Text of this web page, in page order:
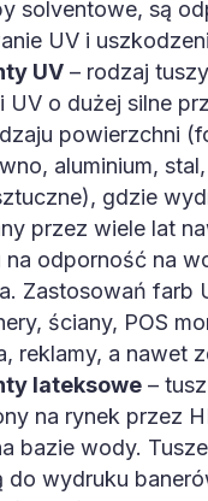
solventowe, są
UV i
UV – rodzaj
UV o dużej silne
powierzchni
aluminium,
gdzie
przez wiele lat
odporność na
Zastosowań farb
ściany, POS
reklamy, a nawet
lateksowe –
na rynek przez
bazie wody.
do wydruku